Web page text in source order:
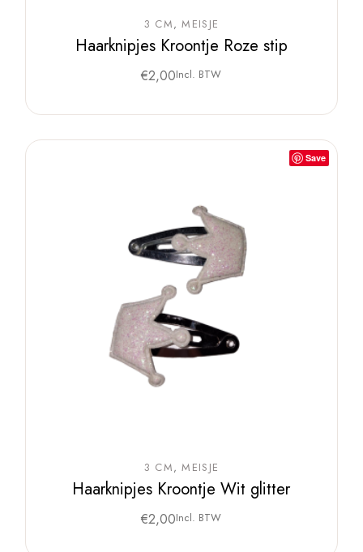
3 CM MEISJE
Haarknipjes Kroontje Roze stip
€2,00Incl. BTW
Save
3 CM MEISJE
Haarknipjes Kroontje Wit glitter
€2,00Incl. BTW